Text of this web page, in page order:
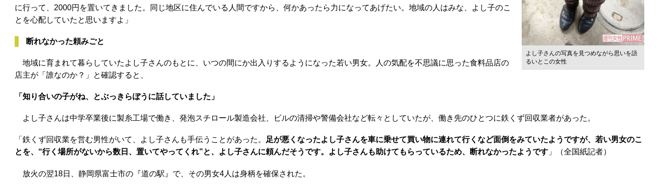
よし子さんの写真を見つめながら思いを語
るいとこの女性
に行って、2000円を置いてきました。同じ地区に住んでいる人間ですから、何かあったら力になってあげたい。地域の人はみな、よし子のこ
とを心配していたと思いますよ」
断れなかった頼みごと
地域に育まれて暮らしていたよし子さんのもとに、いつの間にか出入りするようになった若い男女。人の気配を不思議に思った食料品店の
店主が「誰なのか？」と確認すると、
「知り合いの子がね、とぶっきらぼうに話していました」
よし子さんは中学卒業後に製糸工場で働き、発泡スチロール製造会社、ビルの清掃や警備会社など転々としていたが、働き先のひとつに鉄くず回収業者があった。
「鉄くず回収業を営む男性がいて、よし子さんも手伝うことがあった。
足が悪くなったよし子さんを車に乗せて買い物に連れて行くなど面倒をみていたようですが、若い男女のこ
とを、“行く場所がないから数日、置いてやってくれ”と、よし子さんに頼んだそうです。よし子さんも助けてもらっているため、断れなかったようです 」（全国紙記者）
放火の翌18日、静岡県富士市の『道の駅』で、その男女4人は身柄を確保された。